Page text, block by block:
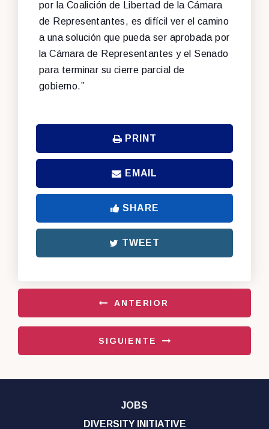
por la Coalición de Libertad de la Cámara
de Representantes, es difícil ver el camino
a una solución que pueda ser aprobada por
la Cámara de Representantes y el Senado
para terminar su cierre parcial de
gobierno.”
PRINT
EMAIL
SHARE
TWEET
ANTERIOR
SIGUIENTE
JOBS
DIVERSITY INITIATIVE